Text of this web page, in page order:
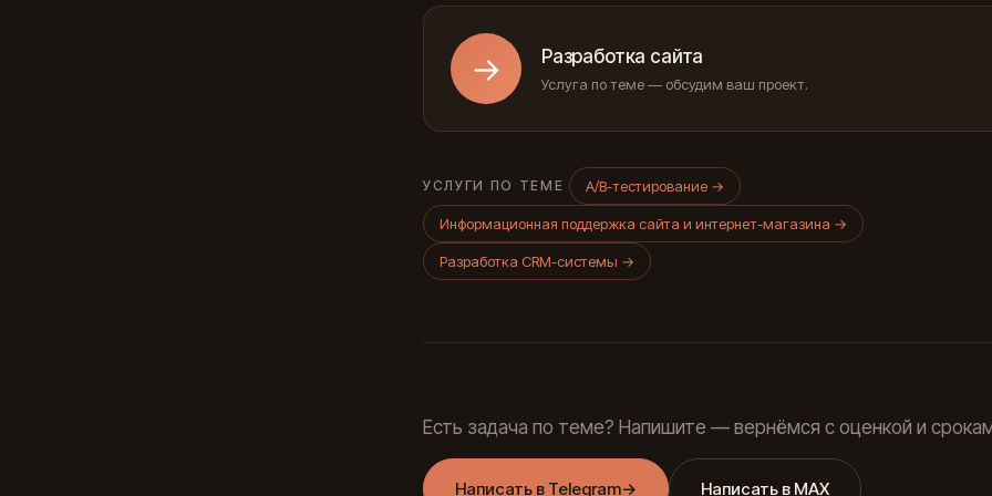
→ Разработка сайта
Услуга по теме — обсудим ваш проект.
УСЛУГИ ПО ТЕМЕ A/B-тестирование →
Информационная поддержка сайта и интернет-магазина →
Разработка CRM-системы →
Есть задача по теме? Напишите — вернёмся с оценкой и
Написать в Telegram→ Написать в MAX